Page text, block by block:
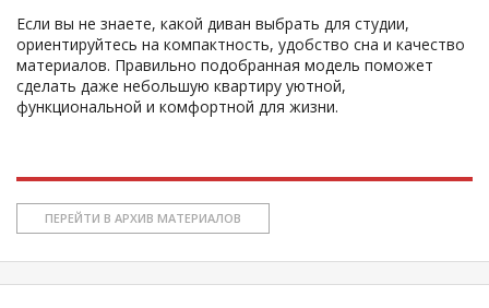
Если вы не знаете, какой диван выбрать для студии,
ориентируйтесь на компактность, удобство сна и качество
материалов. Правильно подобранная модель поможет
сделать даже небольшую квартиру уютной,
функциональной и комфортной для жизни.
ПЕРЕЙТИ В АРХИВ МАТЕРИАЛОВ